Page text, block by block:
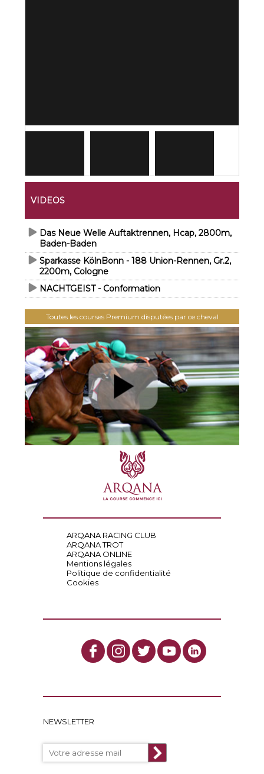
VIDEOS
Das Neue Welle Auftaktrennen, Hcap, 2800m,
Baden-Baden
Sparkasse KölnBonn - 188 Union-Rennen, Gr.2,
2200m, Cologne
NACHTGEIST - Conformation
Toutes les courses Premium disputées par ce cheval
ARQANA RACING CLUB
ARQANA TROT
ARQANA ONLINE
Mentions légales
Politique de confidentialité
Cookies
NEWSLETTER